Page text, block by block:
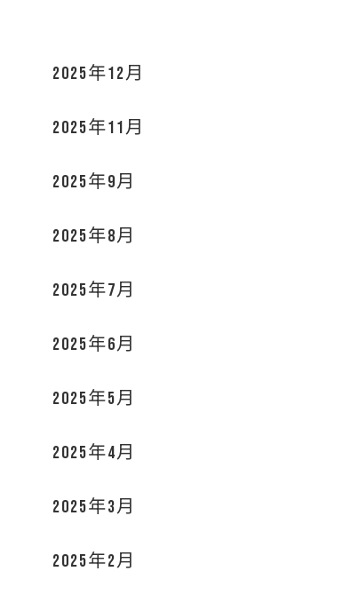
2025年12月
2025年11月
2025年9月
2025年8月
2025年7月
2025年6月
2025年5月
2025年4月
2025年3月
2025年2月